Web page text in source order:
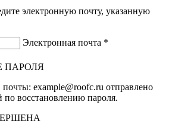
электронную почту, указанную
Электронная почта *
ПАРОЛЯ
почты: example@roofc.ru отправлено
по восстановлению пароля.